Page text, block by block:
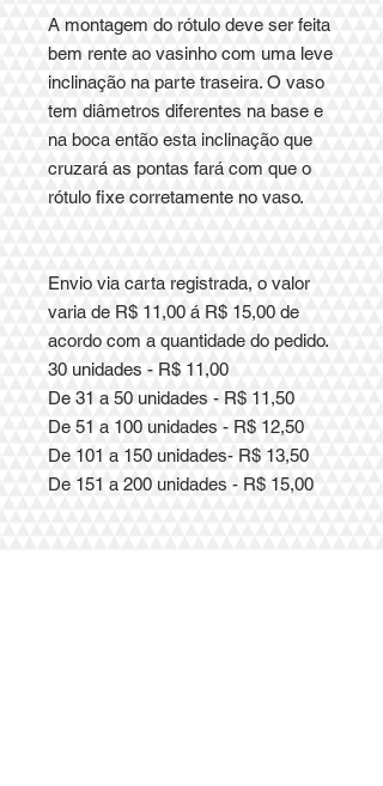
A montagem do rótulo deve ser feita
bem rente ao vasinho com uma leve
inclinação na parte traseira. O vaso
tem diâmetros diferentes na base e
na boca então esta inclinação que
cruzará as pontas fará com que o
rótulo fixe corretamente no vaso.
Envio via carta registrada, o valor
varia de R$ 11,00 á R$ 15,00 de
acordo com a quantidade do pedido.
30 unidades - R$ 11,00
De 31 a 50 unidades - R$ 11,50
De 51 a 100 unidades - R$ 12,50
De 101 a 150 unidades- R$ 13,50
De 151 a 200 unidades - R$ 15,00